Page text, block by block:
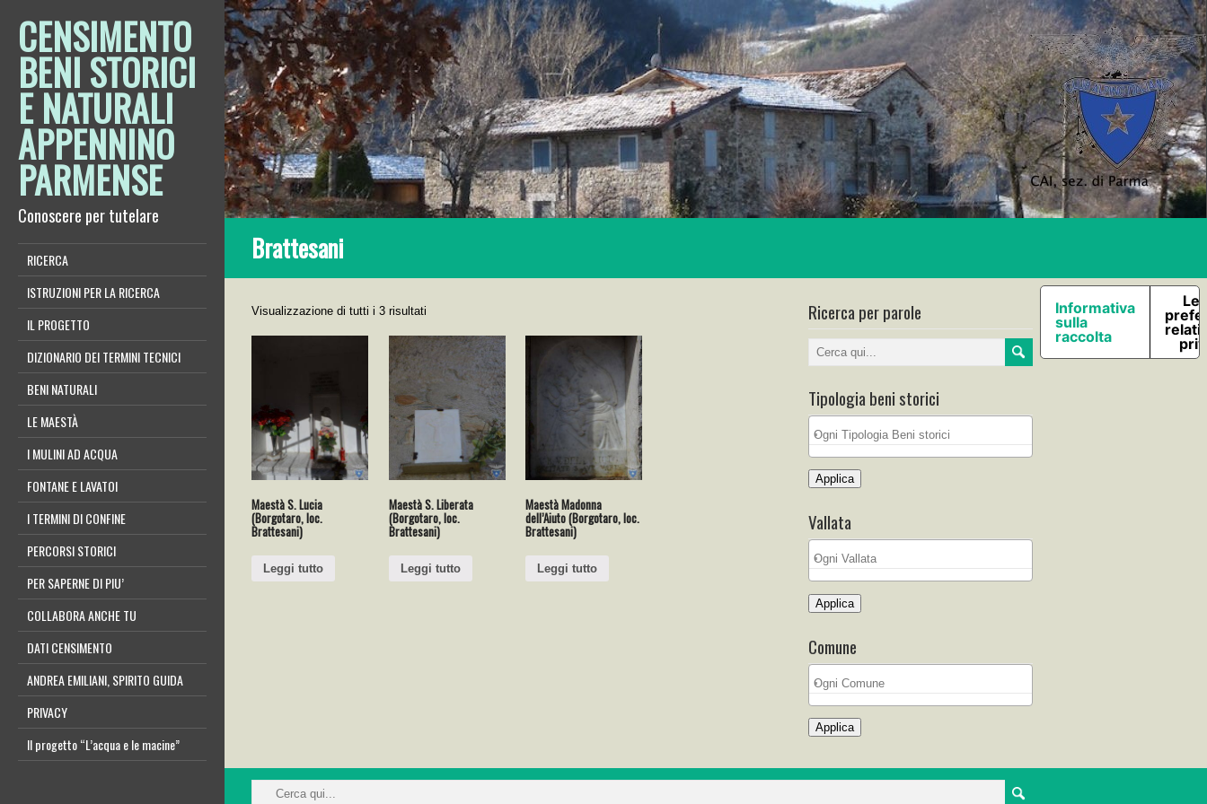
CENSIMENTO
BENI STORICI
E NATURALI
APPENNINO
PARMENSE
Conoscere per tutelare
RICERCA
ISTRUZIONI PER LA RICERCA
IL PROGETTO
DIZIONARIO DEI TERMINI TECNICI
BENI NATURALI
LE MAESTÀ
I MULINI AD ACQUA
FONTANE E LAVATOI
I TERMINI DI CONFINE
PERCORSI STORICI
PER SAPERNE DI PIU’
COLLABORA ANCHE TU
DATI CENSIMENTO
ANDREA EMILIANI, SPIRITO GUIDA
PRIVACY
Il progetto “L’acqua e le macine”
Brattesani
Visualizzazione di tutti i 3 risultati
Maestà S. Lucia
(Borgotaro, loc.
Brattesani)
Leggi tutto
Maestà S. Liberata
(Borgotaro, loc.
Brattesani)
Leggi tutto
Maestà Madonna
dell’Aiuto (Borgotaro, loc.
Brattesani)
Leggi tutto
Ricerca per parole
Tipologia beni storici
Applica
Vallata
Applica
Comune
Applica
Informativa
sulla
raccolta
Le